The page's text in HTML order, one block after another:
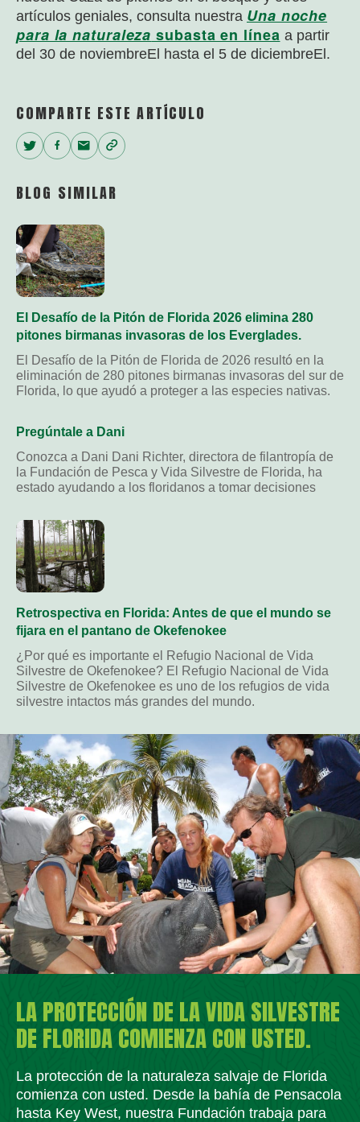
artículos geniales, consulta nuestra Una noche
para la naturaleza subasta en línea a partir
del 30 de noviembreEl hasta el 5 de diciembreEl .
COMPARTE ESTE ARTÍCULO
Twitter
Facebook
EmailCopy
BLOG SIMILAR
El Desafío de la Pitón de Florida 2026 elimina 280
pitones birmanas invasoras de los Everglades.
El Desafío de la Pitón de Florida de 2026 resultó en la
eliminación de 280 pitones birmanas invasoras del sur de
Florida, lo que ayudó a proteger a las especies nativas.
Pregúntale a Dani
Conozca a Dani Dani Richter, directora de filantropía de
la Fundación de Pesca y Vida Silvestre de Florida, ha
estado ayudando a los floridanos a tomar decisiones
Retrospectiva en Florida: Antes de que el mundo se
fijara en el pantano de Okefenokee
¿Por qué es importante el Refugio Nacional de Vida
Silvestre de Okefenokee? El Refugio Nacional de Vida
Silvestre de Okefenokee es uno de los refugios de vida
silvestre intactos más grandes del mundo.
LA PROTECCIÓN DE LA VIDA SILVESTRE
DE FLORIDA COMIENZA CON USTED.
La protección de la naturaleza salvaje de Florida
comienza con usted. Desde la bahía de Pensacola
hasta Key West, nuestra Fundación trabaja para